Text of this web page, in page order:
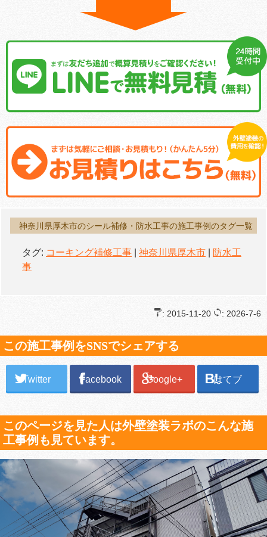
神奈川県厚木市のシール補修・防水工事の施工事例のタグ一覧
タグ: コーキング補修工事 神奈川県厚木市
防水工
事
: 2015-11-20 : 2026-7-6
この施工事例をSNSでシェアする
Twitter Facebook Google+ はてブ
このページを見た人は外壁塗装ラボのこんな施
工事例も見ています。